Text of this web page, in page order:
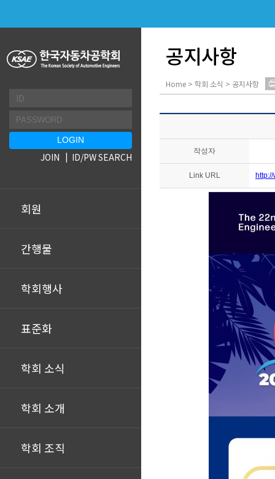
회원
간행물
학회행사
표준화
학회 소식
학회 소개
학회 조직
JOIN ID/PW SEARCH
공지사항
Home > 학회 소식 > 공지사항
작성자
Link URL